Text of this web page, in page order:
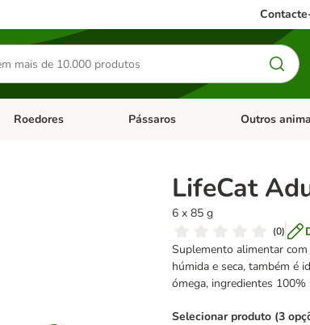
Vet.
Abrir menu de categoria: Antiparasitários
Roedores Abrir menu de categoria: Roedores
Pássaros Abrir menu de
Outros
LifeCat
6 x 85 g
(0)
Suplemento alimentar
húmida e seca, também é
ómega, ingredientes 100%
Selecionar produto (3